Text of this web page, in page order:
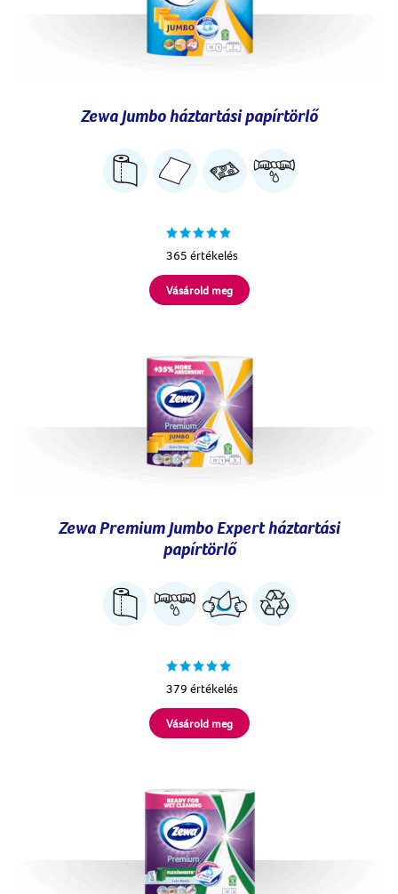
Zewa Jumbo háztartási papírtörlő
365 értékelés
Vásárold meg
Zewa Premium Jumbo Expert háztartási
papírtörlő
379 értékelés
Vásárold meg